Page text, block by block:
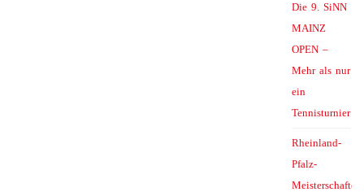
Die 9. SiNN
MAINZ
OPEN –
Mehr als nur
ein
Tennisturnier
Rheinland-
Pfalz-
Meisterschaften